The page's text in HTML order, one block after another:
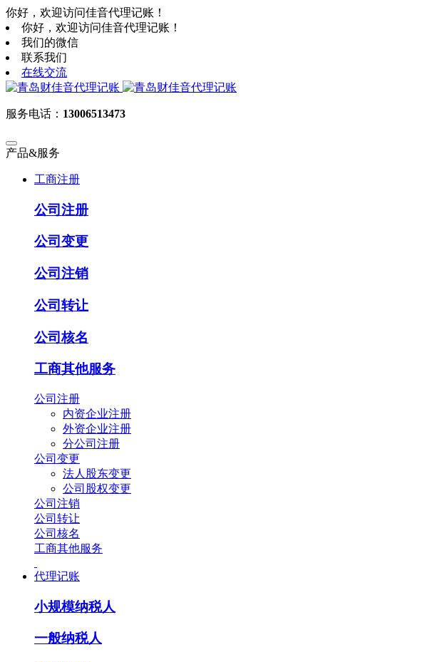
你好，欢迎访问佳音代理记账！
你好，欢迎访问佳音代理记账！
我们的微信
联系我们
在线交流
服务电话： 13006513473
产品&服务
工商注册
公司注册
公司变更
公司注销
公司转让
公司核名
工商其他服务
公司注册
内资企业注册
外资企业注册
分公司注册
公司变更
法人股东变更
公司股权变更
公司注销
公司转让
公司核名
工商其他服务
代理记账
小规模纳税人
一般纳税人